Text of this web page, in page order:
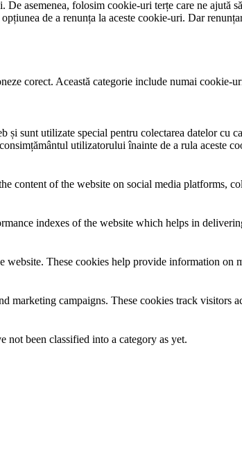
asemenea, folosim cookie-uri terțe care ne
de a renunța la aceste cookie-uri. Dar
corect. Această categorie include numai
și sunt utilizate special pentru colectarea datelor
utilizatorului înainte de a rula aceste
content of the website on social media platforms,
indexes of the website which helps in
These cookies help provide information on
marketing campaigns. These cookies track visitors
not been classified into a category as yet.